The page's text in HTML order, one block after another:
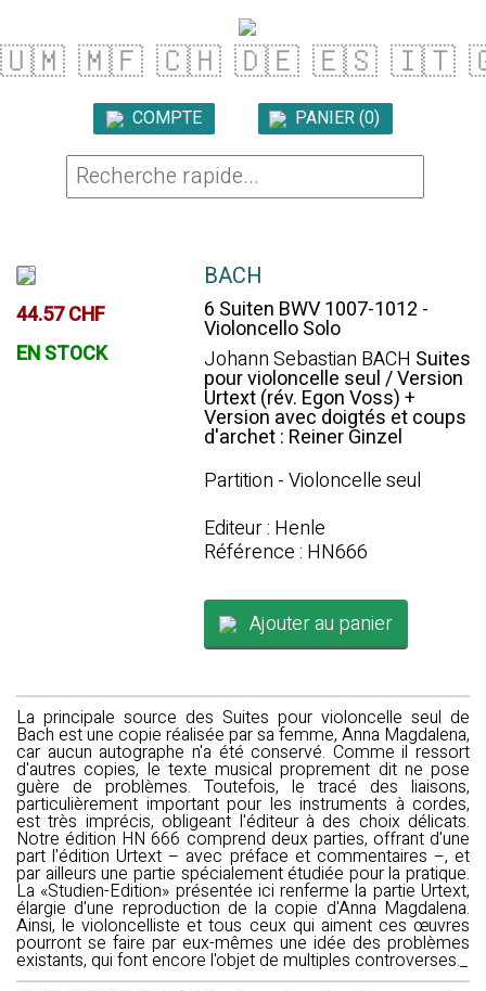
🇺🇲 🇲🇫 🇨🇭 🇩🇪 🇪🇸 🇮🇹
COMPTE
PANIER (0)
44.57 CHF
EN STOCK
BACH
6 Suiten BWV 1007-1012 -
Violoncello Solo
Johann Sebastian BACH Suites
pour violoncelle seul / Version
Urtext (rév. Egon Voss) +
Version avec doigtés et coups
d'archet : Reiner Ginzel
Partition - Violoncelle seul
Editeur : Henle
Référence : HN666
Ajouter au panier
La principale source des Suites pour violoncelle seul de
Bach est une copie réalisée par sa femme, Anna Magdalena,
car aucun autographe n'a été conservé. Comme il ressort
d'autres copies, le texte musical proprement dit ne pose
guère de problèmes. Toutefois, le tracé des liaisons,
particulièrement important pour les instruments à cordes,
est très imprécis, obligeant l'éditeur à des choix délicats.
Notre édition HN 666 comprend deux parties, offrant d'une
part l'édition Urtext – avec préface et commentaires –, et
par ailleurs une partie spécialement étudiée pour la pratique.
La «Studien-Edition» présentée ici renferme la partie Urtext,
élargie d'une reproduction de la copie d'Anna Magdalena.
Ainsi, le violoncelliste et tous ceux qui aiment ces œuvres
pourront se faire par eux-mêmes une idée des problèmes
existants, qui font encore l'objet de multiples controverses._